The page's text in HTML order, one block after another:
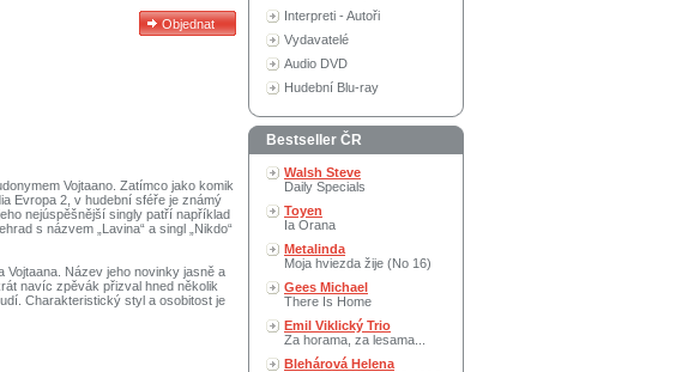
Vojtaano. Zatímco jako komik
Evropa 2, v hudební sféře je známý
nejúspěšnější singly patří například
s názvem „Lavina“ a singl „Nikdo“
Vojtaana. Název jeho novinky jasně a
navíc zpěvák přizval hned několik
Charakteristický styl a osobitost je
Interpreti - Autoři
Vydavatelé
Audio DVD
Hudební Blu-ray
Bestseller ČR
Walsh Steve
Daily Specials
Toyen
Ia Orana
Metalinda
Moja hviezda žije (No 16)
Gees Michael
There Is Home
Emil Viklický Trio
Za horama, za lesama...
Blehárová Helena